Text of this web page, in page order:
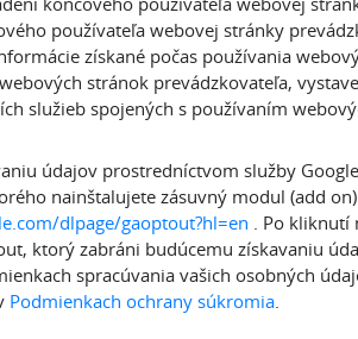
používateľa webovej stránky
získané počas používania
stránok prevádzkovateľa,
služieb spojených s používaním
údajov prostredníctvom služby
nainštalujete zásuvný modul (add
dlpage/gaoptout?hl=en . Po kliknutí
ktorý zabráni budúcemu získavaniu
spracúvania vašich osobných
Podmienkach ochrany súkromia.